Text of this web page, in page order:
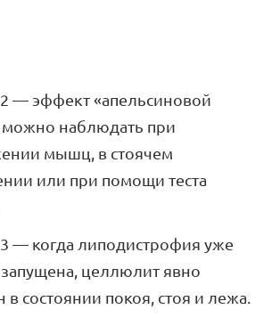
— эффект «апельсиновой
можно наблюдать при
мышц, в стоячем
или при помощи теста
— когда липодистрофия уже
целлюлит явно
в состоянии покоя, стоя и лежа.